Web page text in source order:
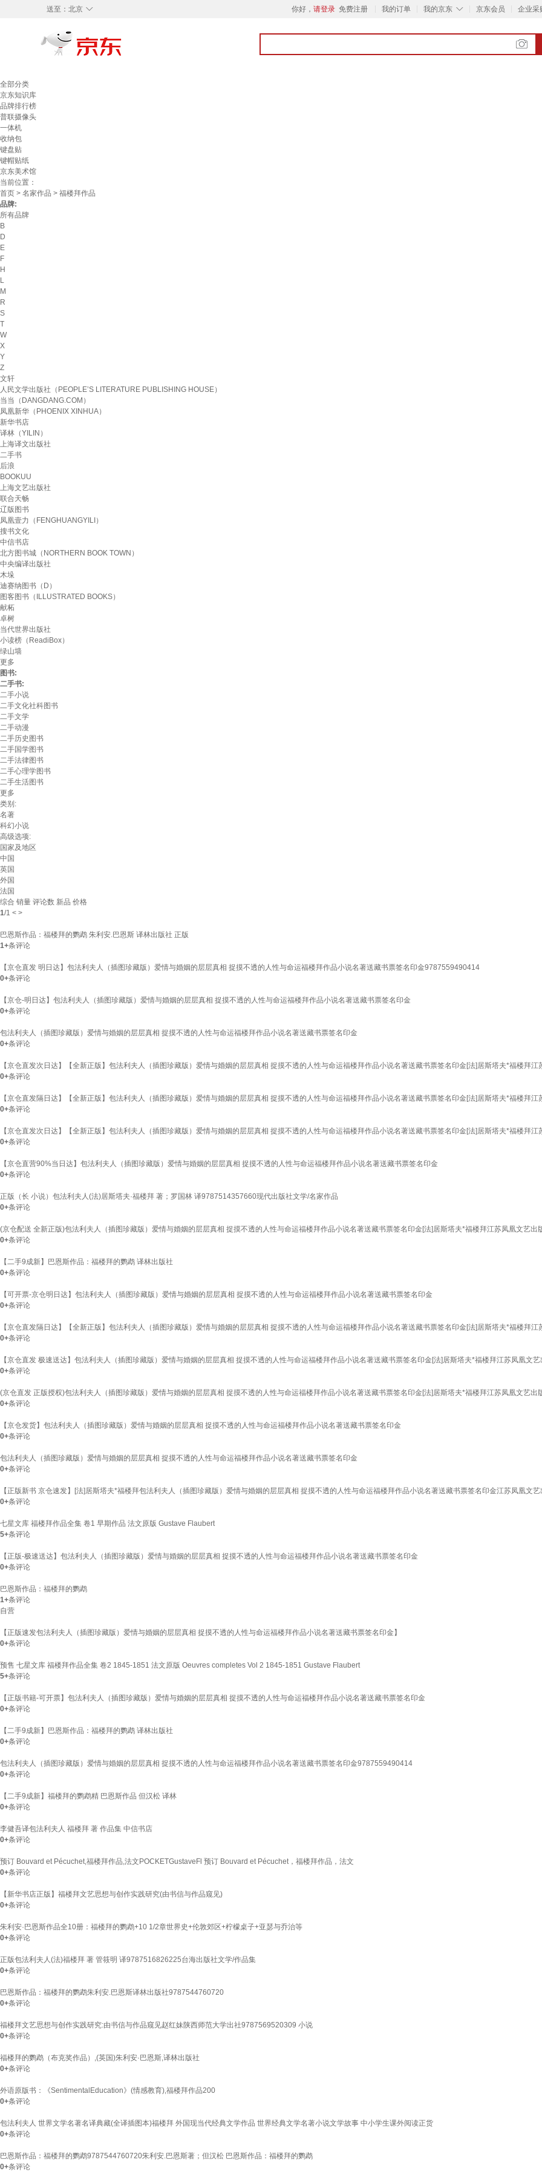
◇
送至： 北京 你好， 请登录 免费注册 我的订单 ◇
我的京东 京东会员 企业采
全部分类
京东知识库
品牌排行榜
普联摄像头
一体机
收纳包
键盘贴
键帽贴纸
京东美术馆
当前位置：
首页 > 名家作品 > 福楼拜作品
品牌:
所有品牌
B
D
E
F
H
L
M
R
S
T
W
X
Y
Z
文轩
人民文学出版社（PEOPLE’S LITERATURE PUBLISHING HOUSE）
当当（DANGDANG.COM）
凤凰新华（PHOENIX XINHUA）
新华书店
译林（YILIN）
上海译文出版社
二手书
后浪
BOOKUU
上海文艺出版社
联合天畅
辽版图书
凤凰壹力（FENGHUANGYILI）
搜书文化
中信书店
北方图书城（NORTHERN BOOK TOWN）
中央编译出版社
木垛
迪赛纳图书（D）
图客图书（ILLUSTRATED BOOKS）
献柘
卓树
当代世界出版社
小读榜（ReadiBox）
绿山墙
更多
图书:
二手书:
二手小说
二手文化社科图书
二手文学
二手动漫
二手历史图书
二手国学图书
二手法律图书
二手心理学图书
二手生活图书
更多
类别:
名著
科幻小说
高级选项:
国家及地区
中国
英国
外国
法国
综合 销量 评论数 新品 价格
1/1 < >
巴恩斯作品：福楼拜的鹦鹉 朱利安.巴恩斯 译林出版社 正版
1+条评论
【京仓直发 明日达】包法利夫人（插图珍藏版）爱情与婚姻的层层真相 捉摸不透的人性与命运福楼拜作品小说名著送藏书票签名印金9787559490414
0+条评论
【京仓-明日达】包法利夫人（插图珍藏版）爱情与婚姻的层层真相 捉摸不透的人性与命运福楼拜作品小说名著送藏书票签名印金
0+条评论
包法利夫人（插图珍藏版）爱情与婚姻的层层真相 捉摸不透的人性与命运福楼拜作品小说名著送藏书票签名印金
0+条评论
【京仓直发次日达】【全新正版】包法利夫人（插图珍藏版）爱情与婚姻的层层真相 捉摸不透的人性与命运福楼拜作品小说名著送藏书票签名印金[法]居斯塔夫*福楼拜江
0+条评论
【京仓直发隔日达】【全新正版】包法利夫人（插图珍藏版）爱情与婚姻的层层真相 捉摸不透的人性与命运福楼拜作品小说名著送藏书票签名印金[法]居斯塔夫*福楼拜江
0+条评论
【京仓直发次日达】【全新正版】包法利夫人（插图珍藏版）爱情与婚姻的层层真相 捉摸不透的人性与命运福楼拜作品小说名著送藏书票签名印金[法]居斯塔夫*福楼拜江
0+条评论
【京仓直营90%当日达】包法利夫人（插图珍藏版）爱情与婚姻的层层真相 捉摸不透的人性与命运福楼拜作品小说名著送藏书票签名印金
0+条评论
正版（长 小说）包法利夫人(法)居斯塔夫·福楼拜 著；罗国林 译9787514357660现代出版社文学/名家作品
0+条评论
(京仓配送 全新正版)包法利夫人（插图珍藏版）爱情与婚姻的层层真相 捉摸不透的人性与命运福楼拜作品小说名著送藏书票签名印金[法]居斯塔夫*福楼拜江苏凤凰文艺出
0+条评论
【二手9成新】巴恩斯作品：福楼拜的鹦鹉 译林出版社
0+条评论
【可开票-京仓明日达】包法利夫人（插图珍藏版）爱情与婚姻的层层真相 捉摸不透的人性与命运福楼拜作品小说名著送藏书票签名印金
0+条评论
【京仓直发隔日达】【全新正版】包法利夫人（插图珍藏版）爱情与婚姻的层层真相 捉摸不透的人性与命运福楼拜作品小说名著送藏书票签名印金[法]居斯塔夫*福楼拜江
0+条评论
【京仓直发 极速送达】包法利夫人（插图珍藏版）爱情与婚姻的层层真相 捉摸不透的人性与命运福楼拜作品小说名著送藏书票签名印金[法]居斯塔夫*福楼拜江苏凤凰文
0+条评论
(京仓直发 正版授权)包法利夫人（插图珍藏版）爱情与婚姻的层层真相 捉摸不透的人性与命运福楼拜作品小说名著送藏书票签名印金[法]居斯塔夫*福楼拜江苏凤凰文艺出
0+条评论
【京仓发货】包法利夫人（插图珍藏版）爱情与婚姻的层层真相 捉摸不透的人性与命运福楼拜作品小说名著送藏书票签名印金
0+条评论
包法利夫人（插图珍藏版）爱情与婚姻的层层真相 捉摸不透的人性与命运福楼拜作品小说名著送藏书票签名印金
0+条评论
【正版新书 京仓速发】[法]居斯塔夫*福楼拜包法利夫人（插图珍藏版）爱情与婚姻的层层真相 捉摸不透的人性与命运福楼拜作品小说名著送藏书票签名印金江苏凤凰文艺
0+条评论
七星文库 福楼拜作品全集 卷1 早期作品 法文原版 Gustave Flaubert
5+条评论
【正版-极速送达】包法利夫人（插图珍藏版）爱情与婚姻的层层真相 捉摸不透的人性与命运福楼拜作品小说名著送藏书票签名印金
0+条评论
巴恩斯作品：福楼拜的鹦鹉
1+条评论
自营
【正版速发包法利夫人（插图珍藏版）爱情与婚姻的层层真相 捉摸不透的人性与命运福楼拜作品小说名著送藏书票签名印金】
0+条评论
预售 七星文库 福楼拜作品全集 卷2 1845-1851 法文原版 Oeuvres completes Vol 2 1845-1851 Gustave Flaubert
5+条评论
【正版书籍-可开票】包法利夫人（插图珍藏版）爱情与婚姻的层层真相 捉摸不透的人性与命运福楼拜作品小说名著送藏书票签名印金
0+条评论
【二手9成新】巴恩斯作品：福楼拜的鹦鹉 译林出版社
0+条评论
包法利夫人（插图珍藏版）爱情与婚姻的层层真相 捉摸不透的人性与命运福楼拜作品小说名著送藏书票签名印金9787559490414
0+条评论
【二手9成新】福楼拜的鹦鹉精 巴恩斯作品 但汉松 译林
0+条评论
李健吾译包法利夫人 福楼拜 著 作品集 中信书店
0+条评论
预订 Bouvard et Pécuchet,福楼拜作品,法文POCKETGustaveFl 预订 Bouvard et Pécuchet，福楼拜作品，法文
0+条评论
【新华书店正版】福楼拜文艺思想与创作实践研究(由书信与作品窥见)
0+条评论
朱利安·巴恩斯作品全10册：福楼拜的鹦鹉+10 1/2章世界史+伦敦郊区+柠檬桌子+亚瑟与乔治等
0+条评论
正版包法利夫人(法)福楼拜 著 管筱明 译9787516826225台海出版社文学/作品集
0+条评论
巴恩斯作品：福楼拜的鹦鹉朱利安.巴恩斯译林出版社9787544760720
0+条评论
福楼拜文艺思想与创作实践研究:由书信与作品窥见赵红妹陕西师范大学出社9787569520309 小说
0+条评论
福楼拜的鹦鹉（布克奖作品）,(英国)朱利安·巴恩斯,译林出版社
0+条评论
外语原版书：《SentimentalEducation》(情感教育),福楼拜作品200
0+条评论
包法利夫人 世界文学名著名译典藏(全译插图本)福楼拜 外国现当代经典文学作品 世界经典文学名著小说文学故事 中小学生课外阅读正货
0+条评论
巴恩斯作品：福楼拜的鹦鹉9787544760720朱利安.巴恩斯著；但汉松 巴恩斯作品：福楼拜的鹦鹉
0+条评论